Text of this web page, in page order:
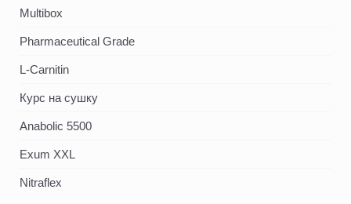
Multibox
Pharmaceutical Grade
L-Carnitin
Курс на сушку
Anabolic 5500
Exum XXL
Nitraflex